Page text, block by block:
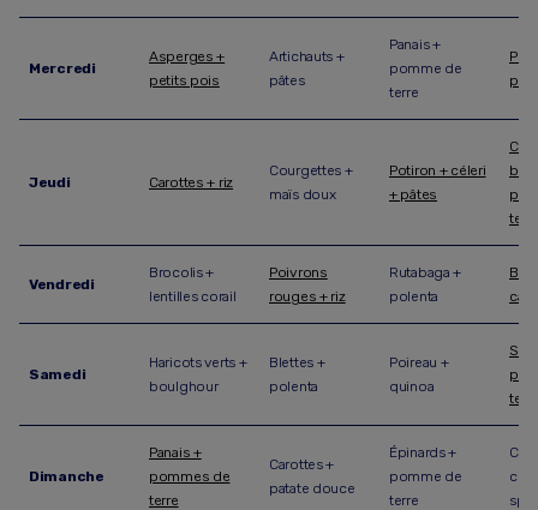
Mercredi
Asperges +
petits pois
Artichauts +
pâtes
Panais +
pomme de
terre
Jeudi Carottes + riz
Courgettes +
maïs doux
Potiron + céleri
+ pâtes
terre
Vendredi
Brocolis +
lentilles corail
Poivrons
rouges + riz
Rutabaga +
polenta
Samedi
Haricots verts +
boulghour
Blettes +
polenta
Poireau +
quinoa
terre
Dimanche
Panais +
pommes de
terre
Carottes +
patate douce
Épinards +
pomme de
terre